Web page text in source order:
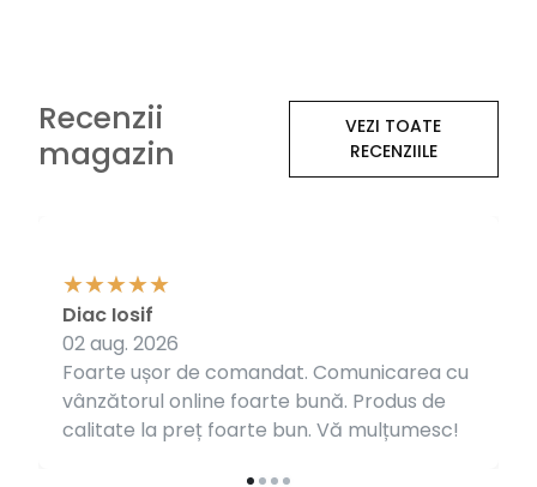
Recenzii
magazin
VEZI TOATE
RECENZIILE
Foarte ușor de comandat. Comunicarea cu
vânzătorul online foarte bună. Produs de
calitate la preț foarte bun. Vă mulțumesc!
Diac Iosif
02 aug. 2026